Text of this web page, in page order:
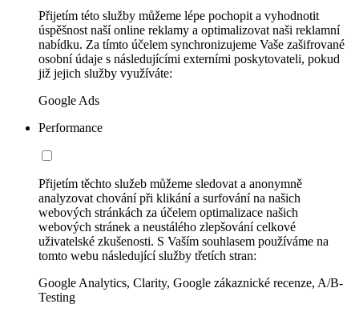
Přijetím této služby můžeme lépe pochopit a vyhodnotit
úspěšnost naší online reklamy a optimalizovat naši reklamní
nabídku. Za tímto účelem synchronizujeme Vaše zašifrované
osobní údaje s následujícími externími poskytovateli, pokud
již jejich služby využíváte:
Google Ads
Performance
Přijetím těchto služeb můžeme sledovat a anonymně
analyzovat chování při klikání a surfování na našich
webových stránkách za účelem optimalizace našich
webových stránek a neustálého zlepšování celkové
uživatelské zkušenosti. S Vaším souhlasem používáme na
tomto webu následující služby třetích stran:
Google Analytics, Clarity, Google zákaznické recenze, A/B-
Testing